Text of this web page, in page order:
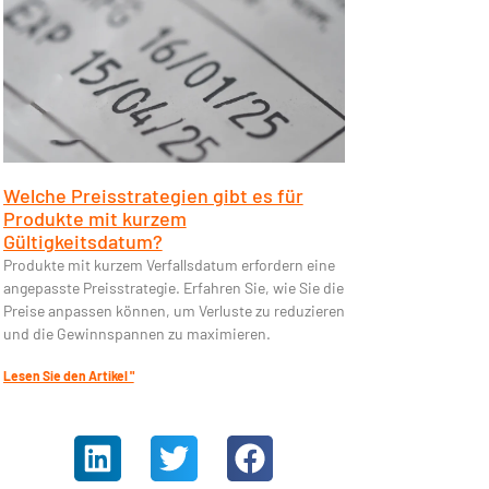
Welche Preisstrategien gibt es für
Produkte mit kurzem
Gültigkeitsdatum?
Produkte mit kurzem Verfallsdatum erfordern eine
angepasste Preisstrategie. Erfahren Sie, wie Sie die
Preise anpassen können, um Verluste zu reduzieren
und die Gewinnspannen zu maximieren.
Lesen Sie den Artikel "